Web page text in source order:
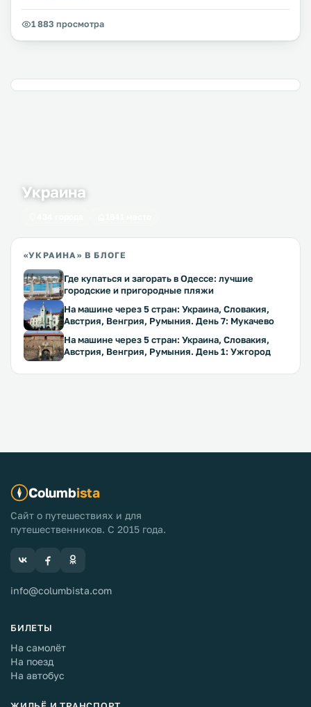
1 883 просмотра
Украина
«УКРАИНА» В БЛОГЕ
Где купаться и загорать в Одессе: лучшие
городские и пригородные пляжи
На машине через 5 стран: Украина, Словакия,
Австрия, Венгрия, Румыния. День 7: Мукачево
На машине через 5 стран: Украина, Словакия,
Австрия, Венгрия, Румыния. День 1: Ужгород
Columbista
Сайт о путешествиях и для
путешественников. С 2015 года.
info@columbista.com
БИЛЕТЫ
На самолёт
На поезд
На автобус